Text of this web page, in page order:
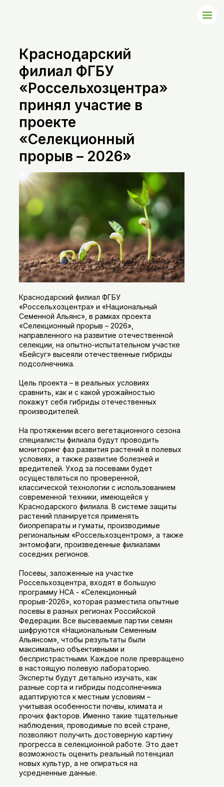
Краснодарский
филиал ФГБУ
«Россельхозцентра»
принял участие в
проекте
«Селекционный
прорыв – 2026»
Краснодарский филиал ФГБУ
«Россельхозцентра» и «Национальный
Семенной Альянс», в рамках проекта
«Селекционный прорыв – 2026»,
направленного на развитие отечественной
селекции, на опытно-испытательном участке
«Бейсуг» высеяли отечественные гибриды
подсолнечника.
Цель проекта – в реальных условиях
сравнить, как и с какой урожайностью
покажут себя гибриды отечественных
производителей.
На протяжении всего вегетационного сезона
специалисты филиала будут проводить
мониторинг фаз развития растений в полевых
условиях, а также развитие болезней и
вредителей. Уход за посевами будет
осуществляться по проверенной,
классической технологии с использованием
современной техники, имеющейся у
Краснодарского филиала. В системе защиты
растений планируется применять
биопрепараты и гуматы, производимые
региональным «Россельхозцентром», а также
энтомофаги, произведенные филиалами
соседних регионов.
Посевы, заложенные на участке
Россельхозцентра, входят в большую
программу НСА - «Селекционный
прорыв-2026», которая разместила опытные
посевы в разных регионах Российской
Федерации. Все высеваемые партии семян
шифруются «Национальным Семенным
Альянсом», чтобы результаты были
максимально объективными и
беспристрастными. Каждое поле превращено
в настоящую полевую лабораторию.
Эксперты будут детально изучать, как
разные сорта и гибриды подсолнечника
адаптируются к местным условиям –
учитывая особенности почвы, климата и
прочих факторов. Именно такие тщательные
наблюдения, проводимые по всей стране,
позволяют получить достоверную картину
прогресса в селекционной работе. Это дает
возможность оценить реальный потенциал
новых культур, а не опираться на
усредненные данные.